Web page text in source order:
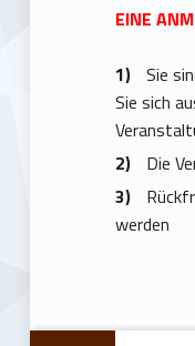
EINE
Sie
Sie sich
Die
werden